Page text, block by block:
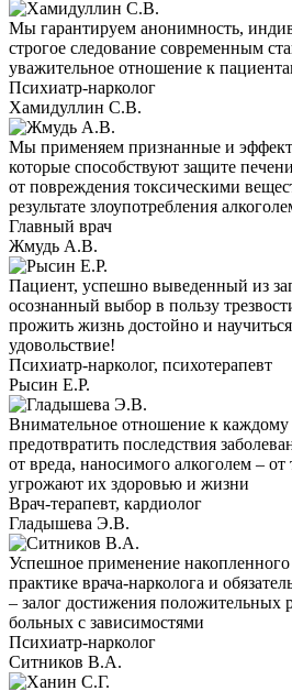
Мы гарантируем анонимность,
строгое следование современным
уважительное отношение к
Психиатр-нарколог
Хамидуллин С.В.
Мы применяем признанные и
которые способствуют защите
от повреждения токсическими
результате злоупотребления
Главный врач
Жмудь А.В.
Пациент, успешно выведенный из
осознанный выбор в пользу
прожить жизнь достойно и
удовольствие!
Психиатр-нарколог, психотерапевт
Рысин Е.Р.
Внимательное отношение к каждому
предотвратить последствия
от вреда, наносимого алкоголем –
угрожают их здоровью и жизни
Врач-терапевт, кардиолог
Гладышева Э.В.
Успешное применение
практике врача-нарколога и
– залог достижения положительных
больных с зависимостями
Психиатр-нарколог
Ситников В.А.